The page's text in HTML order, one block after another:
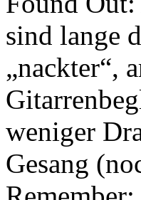
sind lange
„nackter“,
weniger
Gesang